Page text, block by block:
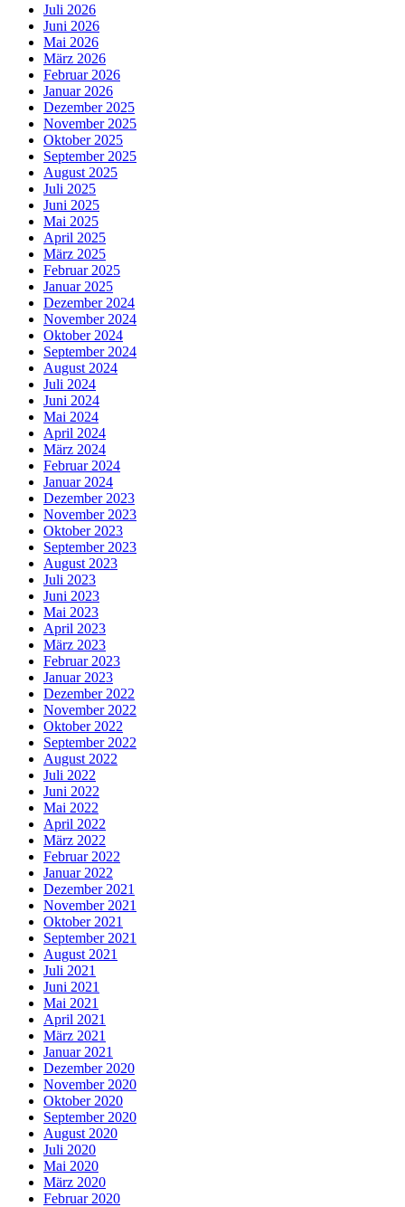
Juli 2026
Juni 2026
Mai 2026
März 2026
Februar 2026
Januar 2026
Dezember 2025
November 2025
Oktober 2025
September 2025
August 2025
Juli 2025
Juni 2025
Mai 2025
April 2025
März 2025
Februar 2025
Januar 2025
Dezember 2024
November 2024
Oktober 2024
September 2024
August 2024
Juli 2024
Juni 2024
Mai 2024
April 2024
März 2024
Februar 2024
Januar 2024
Dezember 2023
November 2023
Oktober 2023
September 2023
August 2023
Juli 2023
Juni 2023
Mai 2023
April 2023
März 2023
Februar 2023
Januar 2023
Dezember 2022
November 2022
Oktober 2022
September 2022
August 2022
Juli 2022
Juni 2022
Mai 2022
April 2022
März 2022
Februar 2022
Januar 2022
Dezember 2021
November 2021
Oktober 2021
September 2021
August 2021
Juli 2021
Juni 2021
Mai 2021
April 2021
März 2021
Januar 2021
Dezember 2020
November 2020
Oktober 2020
September 2020
August 2020
Juli 2020
Mai 2020
März 2020
Februar 2020